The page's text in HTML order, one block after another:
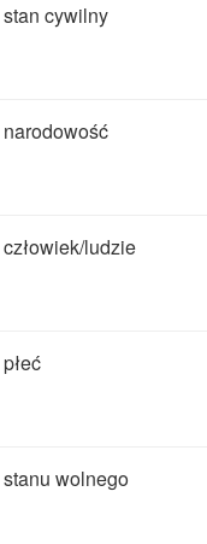
stan cywilny
narodowość
człowiek/ludzie
płeć
stanu wolnego